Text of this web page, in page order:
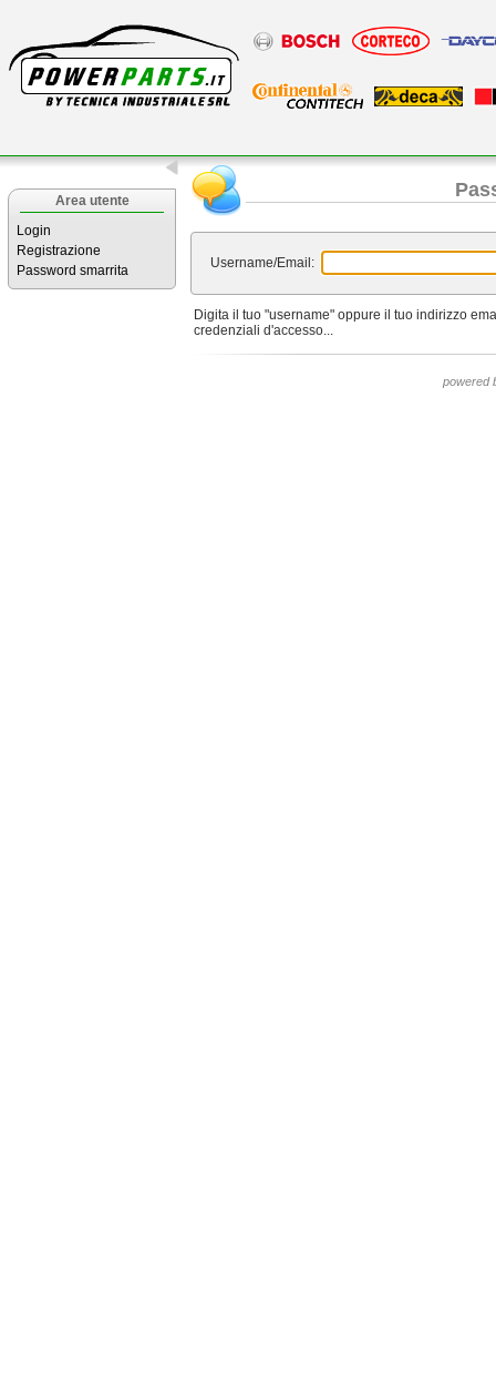
Area utente
Login
Registrazione
Password smarrita
Username/Email:
Digita il tuo "username" oppure il tuo indirizzo
credenziali d'accesso...
powered